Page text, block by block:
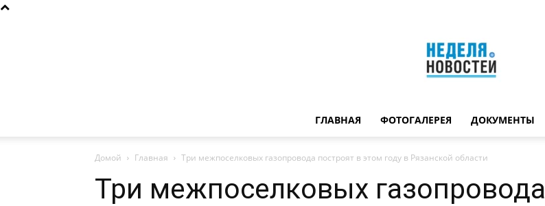
ГЛАВНАЯ ФОТОГАЛЕРЕЯ ДОКУМЕНТЫ
Домой Главная Три межпоселковых газопровода построят в этом году в Рязанской области
Три межпоселковых газопровода